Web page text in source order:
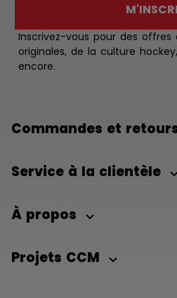
Inscrivez-vous pour des offres
originales, de la culture
encore.
Commandes et
Service à la clientèle
À propos
Projets CCM